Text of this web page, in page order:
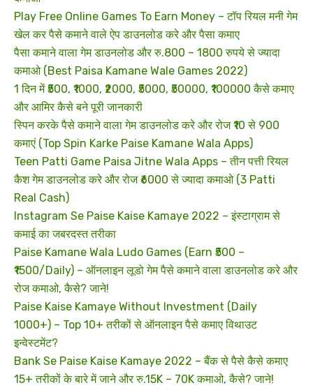
Play Free Online Games To Earn Money – टॉप रियल मनी गेम
खेल कर पैसे कमाने वाले ऐप डाउनलोड करे और पैसा कमाए
पैसा कमाने वाला गेम डाउनलोड और रु.800 – 1800 रुपये से ज्यादा
कमाओ (Best Paisa Kamane Wale Games 2022)
1 दिन में ₹500, ₹1000, ₹2000, ₹5000, ₹50000, ₹100000 कैसे कमाए
और आमिर कैसे बने पूरी जानकारी
स्पिन करके पैसे कमाने वाला गेम डाउनलोड करे और रोज ₹10 से 900
कमाएं (Top Spin Karke Paise Kamane Wala Apps)
Teen Patti Game Paisa Jitne Wala Apps – तीन पत्ती रियल
कैश गेम डाउनलोड करे और रोज ₹6000 से ज्यादा कमाओ (3 Patti
Real Cash)
Instagram Se Paise Kaise Kamaye 2022 – इंस्टाग्राम से
कमाई का जबरदस्त तरीका
Paise Kamane Wala Ludo Games (Earn ₹500 –
₹1500/Daily) – ऑनलाइन लूडो गेम पैसे कमाने वाला डाउनलोड करे और
रोज कमाओ, कैसे? जाने!
Paise Kaise Kamaye Without Investment (Daily
1000+) – Top 10+ तरीकों से ऑनलाइन पैसे कमाए विथाउट
इन्वेस्टमेंट?
Bank Se Paise Kaise Kamaye 2022 – बैंक से पैसे कैसे कमाए
15+ तरीकों के बारे में जाने और रु.15K – 70K कमाओ, कैसे? जाने!